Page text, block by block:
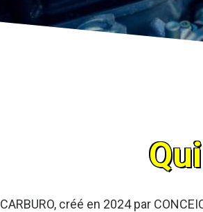
CARBURO, créé en 2024 par